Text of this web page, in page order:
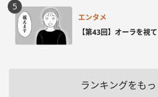
エンタメ
【第43回】オーラを視
ランキングをも